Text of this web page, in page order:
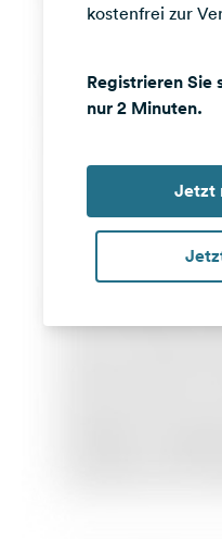
kostenfrei zur
Registrieren Sie
nur 2 Minuten.
Jetzt